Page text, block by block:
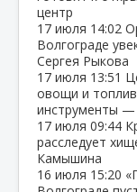
центр
17 июля 14:02
Волгограде
Сергея Рыкова
17 июля 13:51
овощи и
инструменты
17 июля 09:44
расследует
Камышина
16 июля 15:20